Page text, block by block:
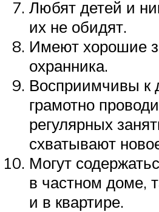
Любят детей и
их не обидят.
Имеют хорошие
охранника.
Восприимчивы к
грамотно
регулярных
схватывают
Могут
в частном доме,
и в квартире.